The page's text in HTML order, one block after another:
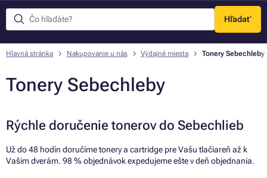
Hľadať
Menu
Hlavná stránka Nakupovanie u nás Výdajné miesta Tonery Sebechleby
Tonery Sebechleby
Rýchle doručenie tonerov do Sebechlieb
Už do 48 hodín doručíme tonery a cartridge pre Vašu tlačiareň až k
Vašim dverám. 98 % objednávok expedujeme ešte v deň objednania.